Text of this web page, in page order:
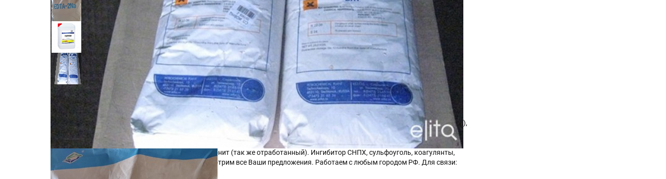
Готовы рассмотреть закупку оптом в заводской таре, упаковке химическое сырье, реактивы, реагенты из числа неликвидов,
просроченное, предназначенное для утилизации, невостребованное в производстве, лежалое. Агидол-1, калий хлористый
белый мелкий, медный купорос, бура техническая, бихромат натрия, бихромат калия, кольматант (скорлупа кедрового ореха),
метасиликат натрия, сода кальцинированная, ксантановый биополимер, кислота: борная, лимонная, ортофосфорная, нтф,
оэдф и другие. Нитрит натрия. Толуол нефтяной, изопропиловый спирт, перекись водорода, реакап, бисульфит аммония,
силикагель (также отработанный). Анионит, катионит (так же отработанный). Ингибитор СНПХ, сульфоуголь, коагулянты,
флокулянты, реагенты, реактивы разнные. Рассмотрим все Ваши предложения. Работаем с любым городом РФ. Для связи:
ватсап, телеграм, почта ftoroplast2019@mail.ru